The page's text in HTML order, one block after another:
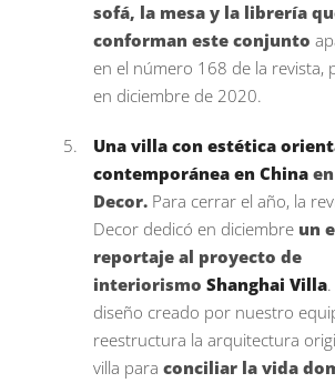
sofá, la mesa y la librería
conforman este conjunto
en el número 168 de la revista,
en diciembre de 2020.
Una villa con estética
contemporánea en China
Decor. Para cerrar el año, la
Decor dedicó en diciembre un
reportaje al proyecto de
interiorismo Shanghai Villa
diseño creado por nuestro
reestructura la arquitectura
villa para conciliar la vida